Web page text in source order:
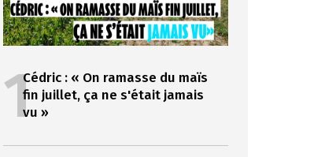
1Cédric : « On ramasse du maïs
fin juillet, ça ne s'était jamais
vu »